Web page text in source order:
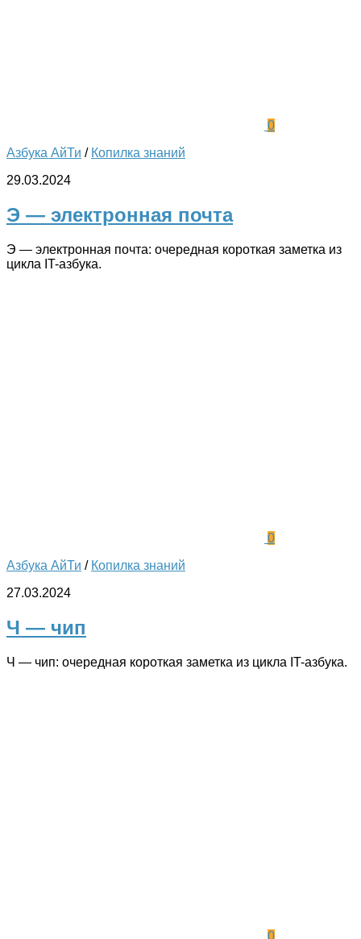
0
Азбука АйТи / Копилка знаний
29.03.2024
Э — электронная почта
Э — электронная почта: очередная короткая заметка из
цикла IT-азбука.
0
Азбука АйТи / Копилка знаний
27.03.2024
Ч — чип
Ч — чип: очередная короткая заметка из цикла IT-азбука.
0